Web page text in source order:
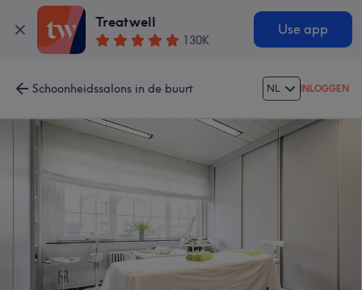
Treatwell
130K
Use app
Schoonheidssalons in de buurt NL INLOGGEN